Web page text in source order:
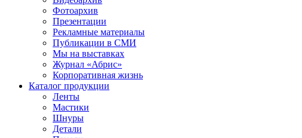
Фотоархив
Презентации
Рекламные материалы
Публикации в СМИ
Мы на выставках
Журнал «Абрис»
Корпоративная жизнь
Каталог продукции
Ленты
Мастики
Шнуры
Детали